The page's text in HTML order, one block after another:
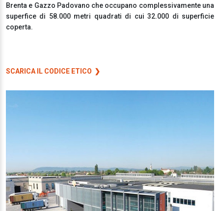
Brenta e Gazzo Padovano che occupano complessivamente una
superfice di 58.000 metri quadrati di cui 32.000 di superficie
coperta.
SCARICA IL CODICE ETICO